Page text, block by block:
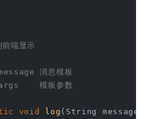
端显示
消息模板
模板参数
void log (String message,